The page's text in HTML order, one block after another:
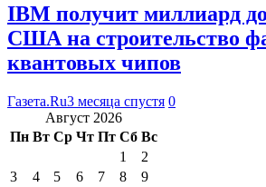
IBM получит миллиард
США на строительство
квантовых чипов
Газета.Ru3 месяца спустя 0
Август 2026
Пн Вт Ср Чт Пт Сб Вс
1
2
3
4 5 6 7 8
9